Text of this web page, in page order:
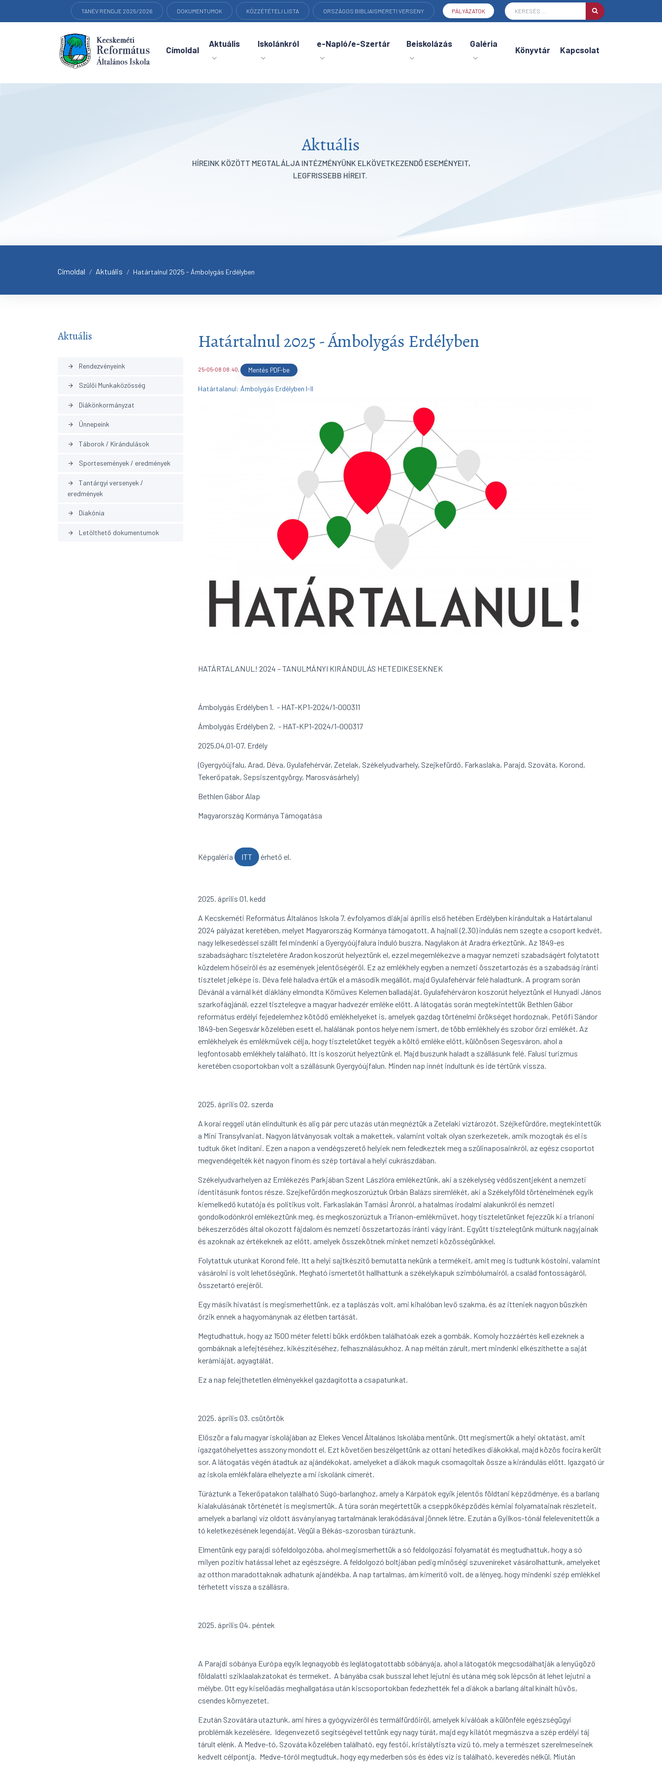
TANÉV RENDJE 2025/2026 DOKUMENTUMOK KÖZZÉTÉTELI LISTA ORSZÁGOS BIBLIAISMERETI VERSENY PÁLYÁZATOK
Címoldal
Aktuális Iskolánkról e-Napló/e-Szertár Beiskolázás Galéria
Könyvtár Kapcsolat
Aktuális
HÍREINK KÖZÖTT MEGTALÁLJA INTÉZMÉNYÜNK ELKÖVETKEZENDŐ ESEMÉNYEIT,
LEGFRISSEBB HÍREIT.
Címoldal / Aktuális / Határtalnul 2025 - Ámbolygás Erdélyben
Aktuális
arrow_forward Rendezvényeink
arrow_forward Szülői Munkaközösség
arrow_forward Diákönkormányzat
arrow_forward Ünnepeink
arrow_forward Táborok / Kirándulások
arrow_forward Sportesemények / eredmények
arrow_forward
Tantárgyi versenyek /
eredmények
arrow_forward Diakónia
arrow_forward Letölthető dokumentumok
Határtalnul 2025 - Ámbolygás Erdélyben
25-05-08 08:40, Mentés PDF-be
Határtalanul: Ámbolygás Erdélyben I-II
HATÁRTALANUL! 2024 – TANULMÁNYI KIRÁNDULÁS HETEDIKESEKNEK
Ámbolygás Erdélyben 1. - HAT-KP1-2024/1-000311
Ámbolygás Erdélyben 2. - HAT-KP1-2024/1-000317
2025.04.01-07. Erdély
(Gyergyóújfalu, Arad, Déva, Gyulafehérvár, Zetelak, Székelyudvarhely, Szejkefürdő, Farkaslaka, Parajd, Szováta, Korond,
Tekerőpatak, Sepsiszentgyörgy, Marosvásárhely)
Bethlen Gábor Alap
Magyarország Kormánya Támogatása
Képgaléria ITT érhető el.
2025. április 01. kedd
A Kecskeméti Református Általános Iskola 7. évfolyamos diákjai április első hetében Erdélyben kirándultak a Határtalanul
2024 pályázat keretében, melyet Magyarország Kormánya támogatott. A hajnali (2.30) indulás nem szegte a csoport kedvét,
nagy lelkesedéssel szállt fel mindenki a Gyergyóújfalura induló buszra. Nagylakon át Aradra érkeztünk. Az 1849-es
szabadságharc tiszteletére Aradon koszorút helyeztünk el, ezzel megemlékezve a magyar nemzeti szabadságért folytatott
küzdelem hőseiről és az események jelentőségéről. Ez az emlékhely egyben a nemzeti összetartozás és a szabadság iránti
tisztelet jelképe is. Déva felé haladva értük el a második megállót, majd Gyulafehérvár felé haladtunk. A program során
Dévánál a várnál két diáklány elmondta Kőműves Kelemen balladáját. Gyulafehérváron koszorút helyeztünk el Hunyadi János
szarkofágjánál, ezzel tisztelegve a magyar hadvezér emléke előtt. A látogatás során megtekintettük Bethlen Gábor
református erdélyi fejedelemhez kötődő emlékhelyeket is, amelyek gazdag történelmi örökséget hordoznak. Petőfi Sándor
1849-ben Segesvár közelében esett el, halálának pontos helye nem ismert, de több emlékhely és szobor őrzi emlékét. Az
emlékhelyek és emlékművek célja, hogy tiszteletüket tegyék a költő emléke előtt, különösen Segesváron, ahol a
legfontosabb emlékhely található. Itt is koszorút helyeztünk el. Majd buszunk haladt a szállásunk felé. Falusi turizmus
keretében csoportokban volt a szállásunk Gyergyóújfalun. Minden nap innét indultunk és ide tértünk vissza.
2025. április 02. szerda
A korai reggeli után elindultunk és alig pár perc utazás után megnéztük a Zetelaki víztározót. Széjkefürdőre, megtekintettük
a Mini Transylvaniat. Nagyon látványosak voltak a makettek, valamint voltak olyan szerkezetek, amik mozogtak és el is
tudtuk őket indítani. Ezen a napon a vendégszerető helyiek nem feledkeztek meg a szülinaposainkról, az egész csoportot
megvendégelték két nagyon finom és szép tortával a helyi cukrászdában.
Székelyudvarhelyen az Emlékezés Parkjában Szent Lászlóra emlékeztünk, aki a székelység védőszentjeként a nemzeti
identitásunk fontos része. Szejkefürdőn megkoszorúztuk Orbán Balázs síremlékét, aki a Székelyföld történelmének egyik
kiemelkedő kutatója és politikus volt. Farkaslakán Tamási Áronról, a hatalmas irodalmi alakunkról és nemzeti
gondolkodónkról emlékeztünk meg, és megkoszorúztuk a Trianon-emlékművet, hogy tiszteletünket fejezzük ki a trianoni
békeszerződés által okozott fájdalom és nemzeti összetartozás iránti vágy iránt. Együtt tisztelegtünk múltunk nagyjainak
és azoknak az értékeknek az előtt, amelyek összekötnek minket nemzeti közösségünkkel.
Folytattuk utunkat Korond felé. Itt a helyi sajtkészítő bemutatta nekünk a termékeit, amit meg is tudtunk kóstolni, valamint
vásárolni is volt lehetőségünk. Megható ismertetőt hallhattunk a székelykapuk szimbólumairól, a család fontosságáról,
összetartó erejéről.
Egy másik hivatást is megismerhettünk, ez a taplászás volt, ami kihalóban levő szakma, és az itteniek nagyon büszkén
őrzik ennek a hagyománynak az életben tartását.
Megtudhattuk, hogy az 1500 méter feletti bükk erdőkben találhatóak ezek a gombák. Komoly hozzáértés kell ezeknek a
gombáknak a lefejtéséhez, kikészítéséhez, felhasználásukhoz. A nap méltán zárult, mert mindenki elkészíthette a saját
kerámiáját, agyagtálát.
Ez a nap felejthetetlen élményekkel gazdagította a csapatunkat.
2025. április 03. csütörtök
Először a falu magyar iskolájában az Elekes Vencel Általános Iskolába mentünk. Ott megismertük a helyi oktatást, amit
igazgatóhelyettes asszony mondott el. Ezt követően beszélgettünk az ottani hetedikes diákokkal, majd közös focira került
sor. A látogatás végén átadtuk az ajándékokat, amelyeket a diákok maguk csomagoltak össze a kirándulás előtt. Igazgató úr
az iskola emlékfalára elhelyezte a mi iskolánk címerét.
Túráztunk a Tekerőpatakon található Súgó-barlanghoz, amely a Kárpátok egyik jelentős földtani képződménye, és a barlang
kialakulásának történetét is megismertük. A túra során megértettük a cseppkőképződés kémiai folyamatainak részleteit,
amelyek a barlangi víz oldott ásványianyag tartalmának lerakódásával jönnek létre. Ezután a Gyilkos-tónál felelevenítettük a
tó keletkezésének legendáját. Végül a Békás-szorosban túráztunk.
Elmentünk egy parajdi sófeldolgozóba, ahol megismerhettük a só feldolgozási folyamatát és megtudhattuk, hogy a só
milyen pozitív hatással lehet az egészségre. A feldolgozó boltjában pedig minőségi szuveníreket vásárolhattunk, amelyeket
az otthon maradottaknak adhatunk ajándékba. A nap tartalmas, ám kimerítő volt, de a lényeg, hogy mindenki szép emlékkel
térhetett vissza a szállásra.
2025. április 04. péntek
A Parajdi sóbánya Európa egyik legnagyobb és leglátogatottabb sóbányája, ahol a látogatók megcsodálhatják a lenyűgöző
földalatti sziklaalakzatokat és termeket. A bányába csak busszal lehet lejutni és utána még sok lépcsőn át lehet lejutni a
mélybe. Ott egy kiselőadás meghallgatása után kiscsoportokban fedezhették fel a diákok a barlang által kínált hűvös,
csendes környezetet.
Ezután Szovátára utaztunk, ami híres a gyógyvízéről és termálfürdőiről, amelyek kiválóak a különféle egészségügyi
problémák kezelésére. Idegenvezető segítségével tettünk egy nagy túrát, majd egy kilátót megmászva a szép erdélyi táj
tárult elénk. A Medve-tó, Szováta közelében található, egy festői, kristálytiszta vízű tó, mely a természet szerelmeseinek
kedvelt célpontja. Medve-tóról megtudtuk, hogy egy mederben sós és édes víz is található, keveredés nélkül. Miután